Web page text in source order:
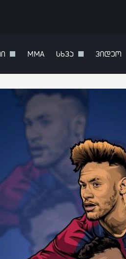
MMA სხვა ვიდეო